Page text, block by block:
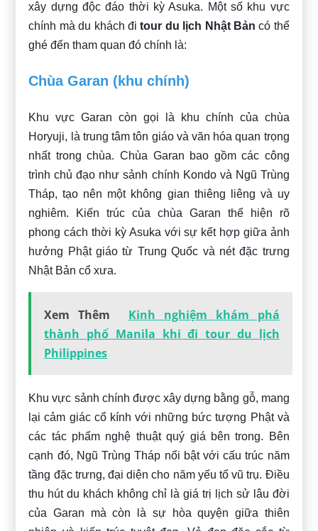
xây dựng độc đáo thời kỳ Asuka. Một số khu vực
chính mà du khách đitour du lịch Nhật Bản có thể
ghé đến tham quan đó chính là:
Chùa Garan (khu chính)
Khu vực Garan còn gọi là khu chính của chùa
Horyuji, là trung tâm tôn giáo và văn hóa quan trọng
nhất trong chùa. Chùa Garan bao gồm các công
trình chủ đạo như sảnh chính Kondo và Ngũ Trùng
Tháp, tạo nên một không gian thiêng liêng và uy
nghiêm. Kiến trúc của chùa Garan thể hiện rõ
phong cách thời kỳ Asuka với sự kết hợp giữa ảnh
hưởng Phật giáo từ Trung Quốc và nét đặc trưng
Nhật Bản cổ xưa.
Xem Thêm
Kinh nghiệm khám phá
thành phố Manila khi đi tour du lịch
Philippines
Khu vực sảnh chính được xây dựng bằng gỗ, mang
lại cảm giác cổ kính với những bức tượng Phật và
các tác phẩm nghệ thuật quý giá bên trong. Bên
cạnh đó, Ngũ Trùng Tháp nổi bật với cấu trúc năm
tầng đặc trưng, đại diện cho năm yếu tố vũ trụ. Điều
thu hút du khách không chỉ là giá trị lịch sử lâu đời
của Garan mà còn là sự hòa quyện giữa thiên